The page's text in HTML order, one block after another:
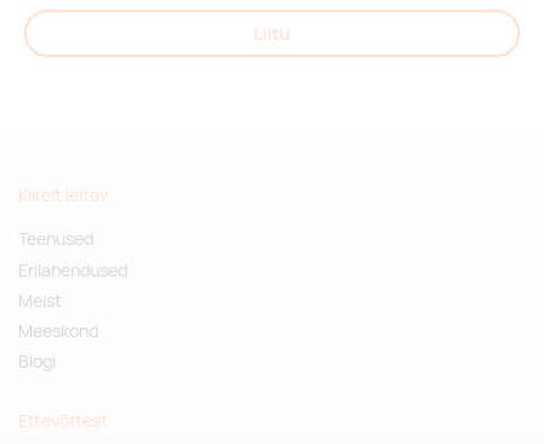
Liitu
Kiirelt leitav
Teenused
Erilahendused
Meist
Meeskond
Blogi
Ettevõttest